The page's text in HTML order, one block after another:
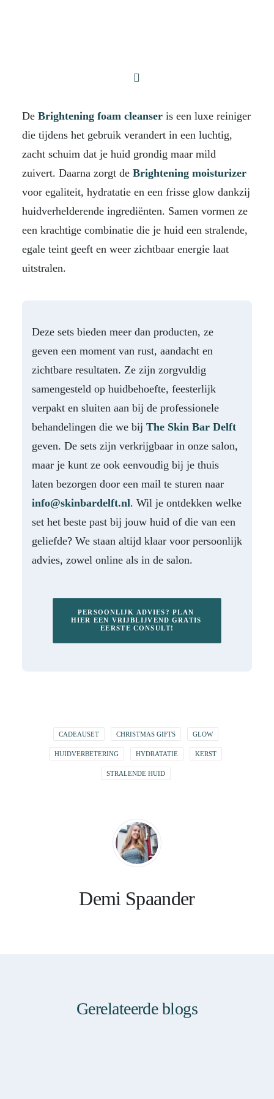
De Brightening foam cleanser is een luxe reiniger
die tijdens het gebruik verandert in een luchtig,
zacht schuim dat je huid grondig maar mild
zuivert. Daarna zorgt de Brightening moisturizer
voor egaliteit, hydratatie en een frisse glow dankzij
huidverhelderende ingrediënten. Samen vormen ze
een krachtige combinatie die je huid een stralende,
egale teint geeft en weer zichtbaar energie laat
uitstralen.
Deze sets bieden meer dan producten, ze
geven een moment van rust, aandacht en
zichtbare resultaten. Ze zijn zorgvuldig
samengesteld op huidbehoefte, feesterlijk
verpakt en sluiten aan bij de professionele
behandelingen die we bij The Skin Bar Delft
geven. De sets zijn verkrijgbaar in onze salon,
maar je kunt ze ook eenvoudig bij je thuis
laten bezorgen door een mail te sturen naar
info@skinbardelft.nl. Wil je ontdekken welke
set het beste past bij jouw huid of die van een
geliefde? We staan altijd klaar voor persoonlijk
advies, zowel online als in de salon.
PERSOONLIJK ADVIES? PLAN
HIER EEN VRIJBLIJVEND GRATIS
EERSTE CONSULT!
CADEAUSET CHRISTMAS GIFTS GLOW
HUIDVERBETERING HYDRATATIE KERST
STRALENDE HUID
Demi Spaander
Gerelateerde blogs